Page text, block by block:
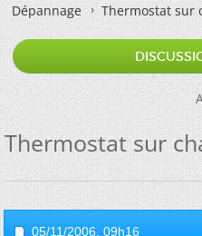
Dépannage
Thermostat sur
Thermostat sur
05/11/2006, 09h16